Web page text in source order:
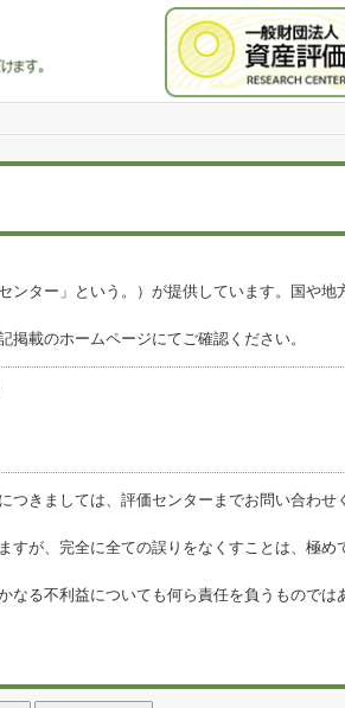
センター」という。）が提供しています。国や
載のホームページにてご確認ください。
きましては、評価センターまでお問い合わせ
が、完全に全ての誤りをなくすことは、極め
る不利益についても何ら責任を負うものでは